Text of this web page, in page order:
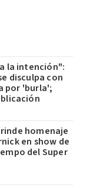
la intención":
disculpa con
por 'burla';
homenaje
en show de
del Super